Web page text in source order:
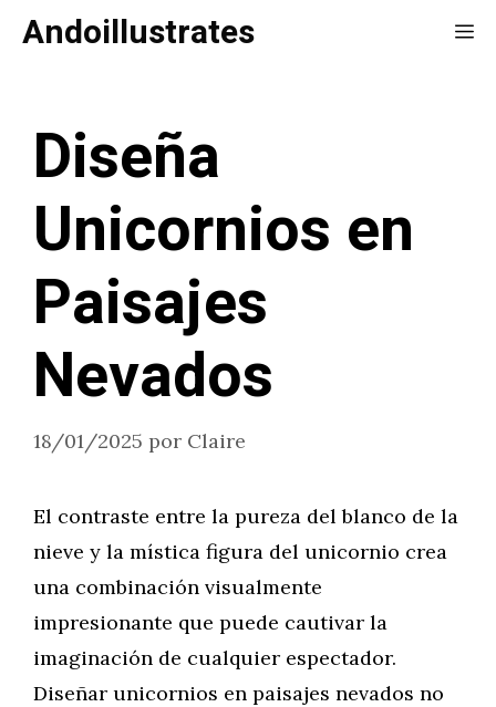
SaltarAndoillustrates
Diseña
Unicornios en
Paisajes
Nevados
18/01/2025 por Claire
El contraste entre la pureza del blanco de la
nieve y la mística figura del unicornio crea
una combinación visualmente
impresionante que puede cautivar la
imaginación de cualquier espectador.
Diseñar unicornios en paisajes nevados no